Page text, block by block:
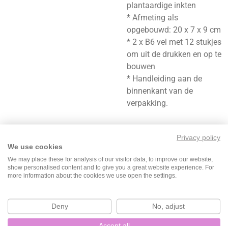
plantaardige inkten
* Afmeting als
opgebouwd: 20 x 7 x 9 cm
* 2 x B6 vel met 12 stukjes
om uit de drukken en op te
bouwen
* Handleiding aan de
binnenkant van de
verpakking.
D
e
l
D
e
e
S
h
a
D
e
Privacy policy
We use cookies
We may place these for analysis of our visitor data, to improve our website,
show personalised content and to give you a great website experience. For
more information about the cookies we use open the settings.
Deny No, adjust